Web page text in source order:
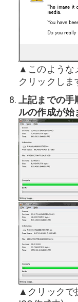
▲このような
クリックしま
上記までの
ルの作成が始
▲クリックで